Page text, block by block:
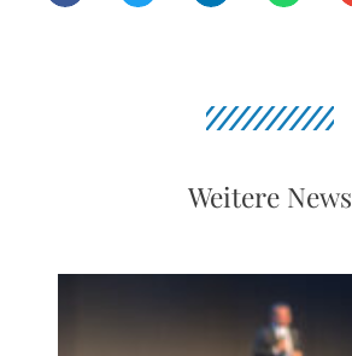
Weitere News